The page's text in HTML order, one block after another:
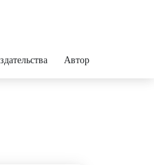
Авторы